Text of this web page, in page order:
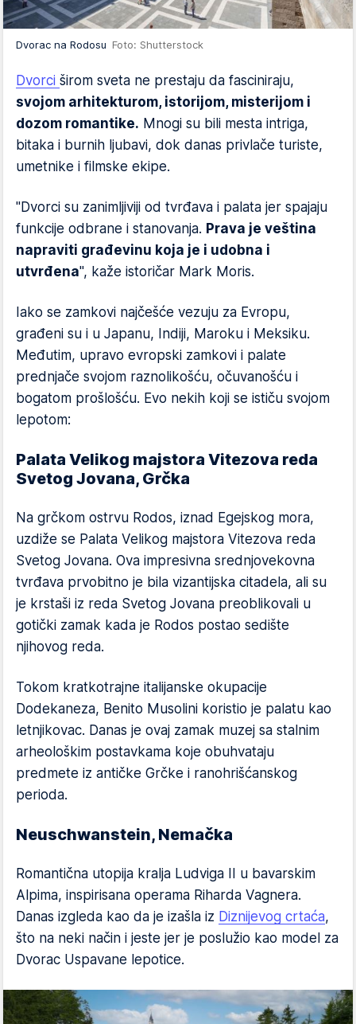
Dvorac na Rodosu Foto: Shutterstock
Dvorci širom sveta ne prestaju da fasciniraju,
svojom arhitekturom, istorijom, misterijom i
dozom romantike. Mnogi su bili mesta intriga,
bitaka i burnih ljubavi, dok danas privlače turiste,
umetnike i filmske ekipe.
"Dvorci su zanimljiviji od tvrđava i palata jer spajaju
funkcije odbrane i stanovanja. Prava je veština
napraviti građevinu koja je i udobna i
utvrđena", kaže istoričar Mark Moris.
Iako se zamkovi najčešće vezuju za Evropu,
građeni su i u Japanu, Indiji, Maroku i Meksiku.
Međutim, upravo evropski zamkovi i palate
prednjače svojom raznolikošću, očuvanošću i
bogatom prošlošću. Evo nekih koji se ističu svojom
lepotom:
Palata Velikog majstora Vitezova reda
Svetog Jovana, Grčka
Na grčkom ostrvu Rodos, iznad Egejskog mora,
uzdiže se Palata Velikog majstora Vitezova reda
Svetog Jovana. Ova impresivna srednjovekovna
tvrđava prvobitno je bila vizantijska citadela, ali su
je krstaši iz reda Svetog Jovana preoblikovali u
gotički zamak kada je Rodos postao sedište
njihovog reda.
Tokom kratkotrajne italijanske okupacije
Dodekaneza, Benito Musolini koristio je palatu kao
letnjikovac. Danas je ovaj zamak muzej sa stalnim
arheološkim postavkama koje obuhvataju
predmete iz antičke Grčke i ranohrišćanskog
perioda.
Neuschwanstein, Nemačka
Romantična utopija kralja Ludviga II u bavarskim
Alpima, inspirisana operama Riharda Vagnera.
Danas izgleda kao da je izašla iz Diznijevog crtaća,
što na neki način i jeste jer je poslužio kao model za
Dvorac Uspavane lepotice.